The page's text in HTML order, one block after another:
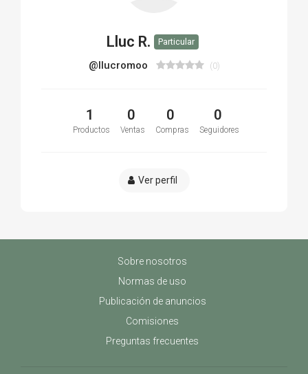
Lluc R. Particular
@llucromoo (0)
1
Productos
0
Ventas
0
Compras
0
Seguidores
Ver perfil
Sobre nosotros
Normas de uso
Publicación de anuncios
Comisiones
Preguntas frecuentes